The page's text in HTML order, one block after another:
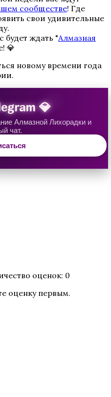
сообществе! Где
свои удивительные
ждать "Алмазная
💎
новому времени года
💎
Алмазной Лихорадки и
чат.
оценок: 0
оценку первым.